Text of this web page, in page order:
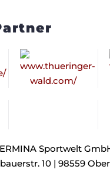
Sportwelt
10 | 98559